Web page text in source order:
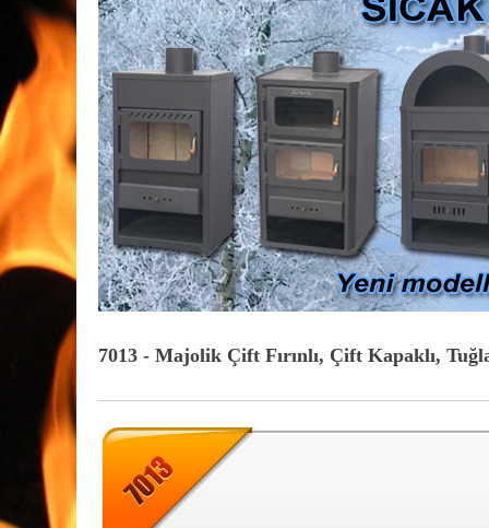
7013 - Majolik Çift Fırınlı, Çift Kapaklı,